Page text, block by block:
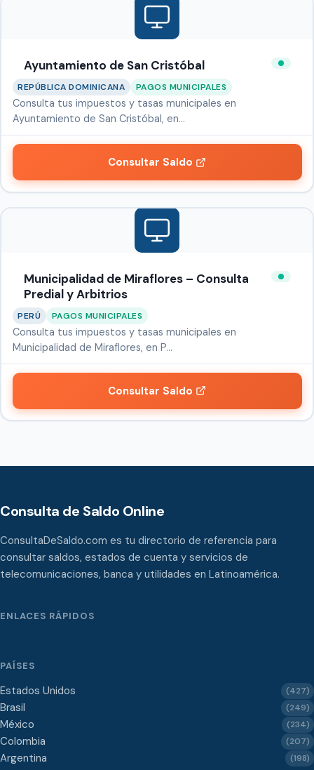
Ayuntamiento de San Cristóbal
REPÚBLICA DOMINICANA PAGOS MUNICIPALES
Consulta tus impuestos y tasas municipales en
Ayuntamiento de San Cristóbal, en…
Consultar Saldo
Municipalidad de Miraflores – Consulta
Predial y Arbitrios
PERÚ PAGOS MUNICIPALES
Consulta tus impuestos y tasas municipales en
Municipalidad de Miraflores, en P…
Consultar Saldo
Consulta de Saldo Online
ConsultaDeSaldo.com es tu directorio de referencia para
consultar saldos, estados de cuenta y servicios de
telecomunicaciones, banca y utilidades en Latinoamérica.
ENLACES RÁPIDOS
PAÍSES
Estados Unidos (427)
Brasil (249)
México (234)
Colombia (207)
Argentina (198)